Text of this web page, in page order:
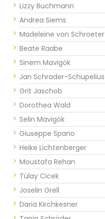
Lizzy Buchmann
Andrea Siems
Madeleine von Schroeter
Beate Raabe
Sinem Mavigök
Jan Schrader-Schupelius
Grit Jaschob
Dorothea Wald
Selin Mavigök
Giuseppe Spano
Heike Lichtenberger
Moustafa Rehan
Tülay Cicek
Joselin Grell
Daria Kirchkesner